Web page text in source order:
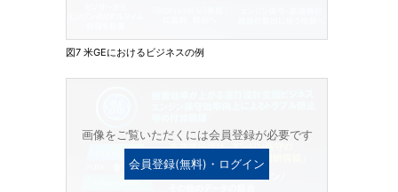
図7 米GEにおけるビジネスの例
画像をご覧いただくには会員登録が必要です
会員登録(無料)・ログイン